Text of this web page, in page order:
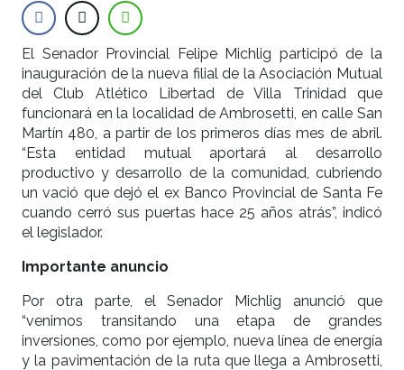
El Senador Provincial Felipe Michlig participó de la
inauguración de la nueva filial de la Asociación Mutual
del Club Atlético Libertad de Villa Trinidad que
funcionará en la localidad de Ambrosetti, en calle San
Martín 480, a partir de los primeros días mes de abril.
“Esta entidad mutual aportará al desarrollo
productivo y desarrollo de la comunidad, cubriendo
un vació que dejó el ex Banco Provincial de Santa Fe
cuando cerró sus puertas hace 25 años atrás”, indicó
el legislador.
Importante anuncio
Por otra parte, el Senador Michlig anunció que
“venimos transitando una etapa de grandes
inversiones, como por ejemplo, nueva línea de energía
y la pavimentación de la ruta que llega a Ambrosetti,